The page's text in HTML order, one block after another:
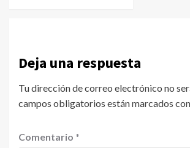
Deja una respuesta
Tu dirección de correo electrónico no
campos obligatorios están marcados con
Comentario *